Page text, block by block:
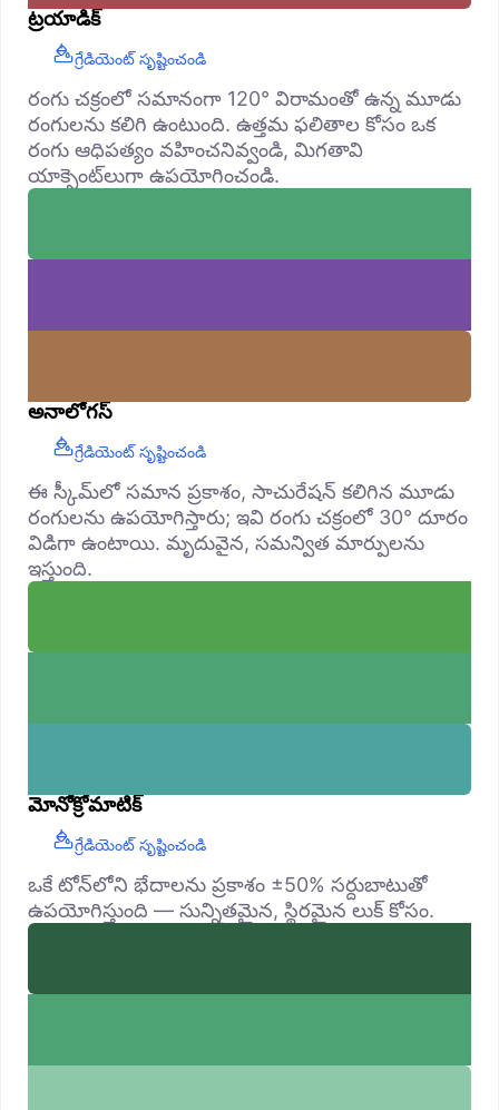
ట్రయాడిక్
గ్రేడియెంట్ సృష్టించండి
రంగు చక్రంలో సమానంగా 120° విరామంతో ఉన్న మూడు
రంగులను కలిగి ఉంటుంది. ఉత్తమ ఫలితాల కోసం ఒక
రంగు ఆధిపత్యం వహించనివ్వండి, మిగతావి
యాక్సెంట్‌లుగా ఉపయోగించండి.
అనాలోగస్
గ్రేడియెంట్ సృష్టించండి
ఈ స్కీమ్‌లో సమాన ప్రకాశం, సాచురేషన్ కలిగిన మూడు
రంగులను ఉపయోగిస్తారు; ఇవి రంగు చక్రంలో 30° దూరం
విడిగా ఉంటాయి. మృదువైన, సమన్విత మార్పులను
ఇస్తుంది.
మోనోక్రోమాటిక్
గ్రేడియెంట్ సృష్టించండి
ఒకే టోన్‌లోని భేదాలను ప్రకాశం ±50% సర్దుబాటుతో
ఉపయోగిస్తుంది — సున్నితమైన, స్థిరమైన లుక్ కోసం.